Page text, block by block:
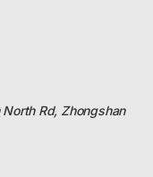
North Rd, Zhongshan